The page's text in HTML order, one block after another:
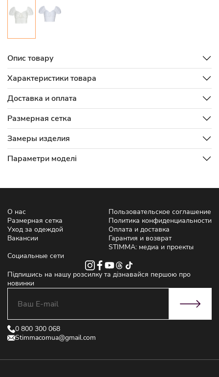
Опис товару
Характеристики товара
Доставка и оплата
Размерная сетка
Замеры изделия
Параметри моделі
О нас
Размерная сетка
Уход за одеждой
Вакансии
Пользовательское соглашение
Политика конфиденциальности
Оплата и доставка
Гарантия и возврат
STIMMA: медиа и проекты
Социальные сети
Підпишись на нашу розсилку та дізнавайся першою про
новинки
0 800 300 068
Stimmacomua@gmail.com